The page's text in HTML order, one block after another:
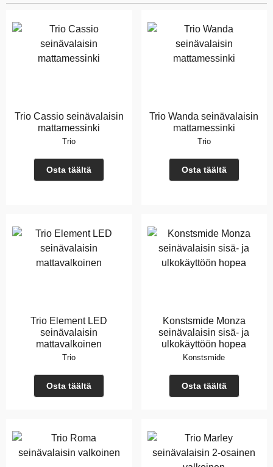
Trio Cassio seinävalaisin
mattamessinki
Trio
Osta täältä
Trio Wanda seinävalaisin
mattamessinki
Trio
Osta täältä
Trio Element LED
seinävalaisin
mattavalkoinen
Trio
Osta täältä
Konstsmide Monza
seinävalaisin sisä- ja
ulkokäyttöön hopea
Konstsmide
Osta täältä